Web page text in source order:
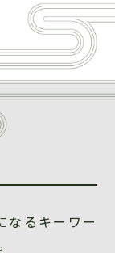
なるキーワー